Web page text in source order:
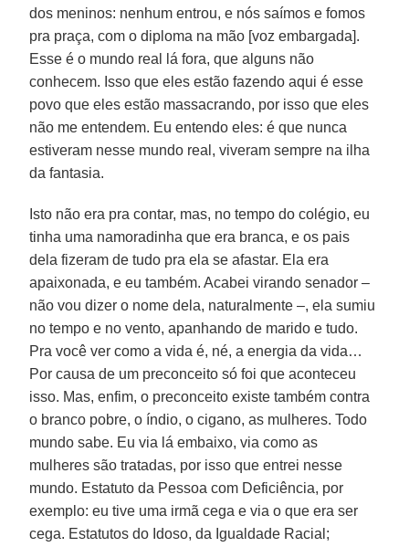
dos meninos: nenhum entrou, e nós saímos e fomos
pra praça, com o diploma na mão [voz embargada].
Esse é o mundo real lá fora, que alguns não
conhecem. Isso que eles estão fazendo aqui é esse
povo que eles estão massacrando, por isso que eles
não me entendem. Eu entendo eles: é que nunca
estiveram nesse mundo real, viveram sempre na ilha
da fantasia.
Isto não era pra contar, mas, no tempo do colégio, eu
tinha uma namoradinha que era branca, e os pais
dela fizeram de tudo pra ela se afastar. Ela era
apaixonada, e eu também. Acabei virando senador –
não vou dizer o nome dela, naturalmente –, ela sumiu
no tempo e no vento, apanhando de marido e tudo.
Pra você ver como a vida é, né, a energia da vida…
Por causa de um preconceito só foi que aconteceu
isso. Mas, enfim, o preconceito existe também contra
o branco pobre, o índio, o cigano, as mulheres. Todo
mundo sabe. Eu via lá embaixo, via como as
mulheres são tratadas, por isso que entrei nesse
mundo. Estatuto da Pessoa com Deficiência, por
exemplo: eu tive uma irmã cega e via o que era ser
cega. Estatutos do Idoso, da Igualdade Racial;